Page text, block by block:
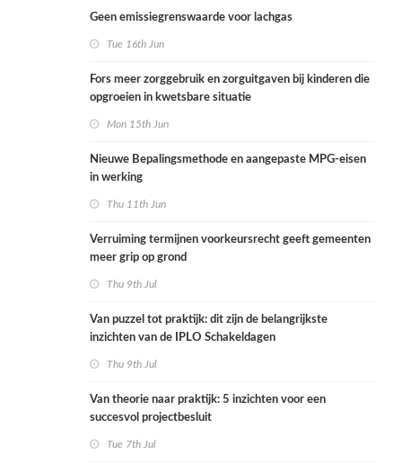
Geen emissiegrenswaarde voor lachgas
Tue 16th Jun
Fors meer zorggebruik en zorguitgaven bij kinderen die
opgroeien in kwetsbare situatie
Mon 15th Jun
Nieuwe Bepalingsmethode en aangepaste MPG-eisen
in werking
Thu 11th Jun
Verruiming termijnen voorkeursrecht geeft gemeenten
meer grip op grond
Thu 9th Jul
Van puzzel tot praktijk: dit zijn de belangrijkste
inzichten van de IPLO Schakeldagen
Thu 9th Jul
Van theorie naar praktijk: 5 inzichten voor een
succesvol projectbesluit
Tue 7th Jul